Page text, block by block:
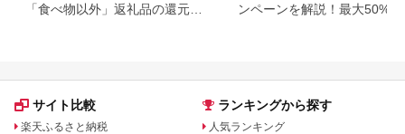
「食べ物以外」返礼品の還元率
ンペーンを解説！最大50%還
サイト比較
楽天ふるさと納税
ランキングから探す
人気ランキング